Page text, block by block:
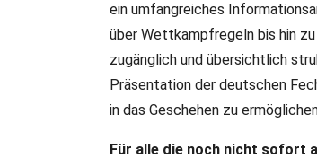
ein umfangreiches
über Wettkampfregeln bis hin
zugänglich und übersichtlich
Präsentation der deutschen
in das Geschehen zu
Für alle die noch nicht sofort